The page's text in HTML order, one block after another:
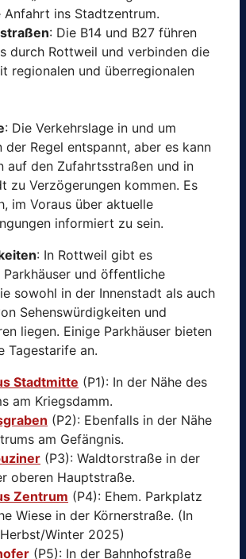
Anfahrt ins Stadtzentrum.
: Die B14 und B27 führen
durch Rottweil und verbinden die
regionalen und überregionalen
: Die Verkehrslage in und um
der Regel entspannt, aber es kann
auf den Zufahrtsstraßen und in
zu Verzögerungen kommen. Es
im Voraus über aktuelle
informiert zu sein.
: In Rottweil gibt es
Parkhäuser und öffentliche
sowohl in der Innenstadt als auch
Sehenswürdigkeiten und
liegen. Einige Parkhäuser bieten
Tagestarife an.
Stadtmitte (P1): In der Nähe des
am Kriegsdamm.
(P2): Ebenfalls in der Nähe
am Gefängnis.
(P3): Waldtorstraße in der
oberen Hauptstraße.
Zentrum (P4): Ehem. Parkplatz
Wiese in der Körnerstraße. (In
Winter 2025)
(P5): In der Bahnhofstraße